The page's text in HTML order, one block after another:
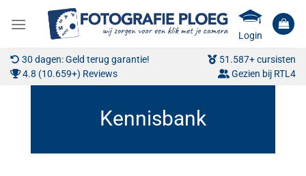
naar
Login
30 dagen: Geld terug garantie!
51.587+ cursisten
4.8 (10.659+) Reviews
Gezien bij RTL4